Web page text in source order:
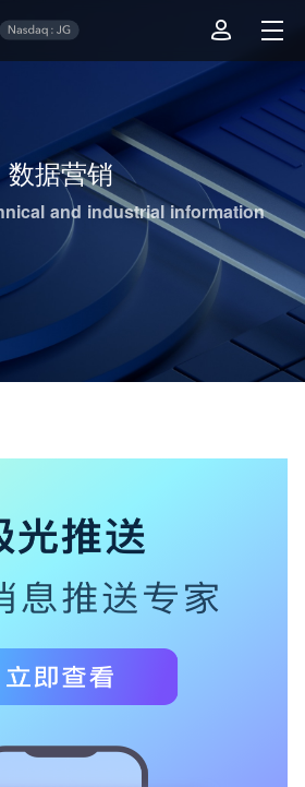
数据营销
and industrial information